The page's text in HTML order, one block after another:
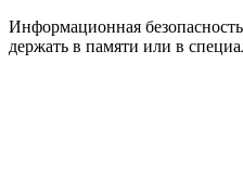
Информационная безопасность
держать в памяти или в